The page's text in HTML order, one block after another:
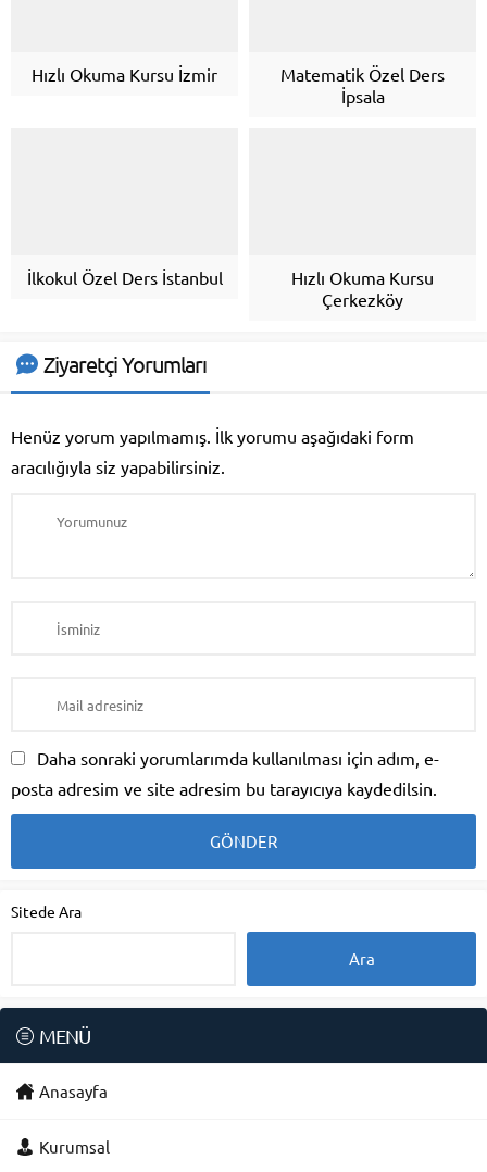
Hızlı Okuma Kursu İzmir
Matematik Özel Ders
İpsala
İlkokul Özel Ders İstanbul
Hızlı Okuma Kursu
Çerkezköy
Ziyaretçi Yorumları
Henüz yorum yapılmamış. İlk yorumu aşağıdaki form
aracılığıyla siz yapabilirsiniz.
Daha sonraki yorumlarımda kullanılması için adım, e-
posta adresim ve site adresim bu tarayıcıya kaydedilsin.
Sitede Ara
MENÜ
Anasayfa
Kurumsal